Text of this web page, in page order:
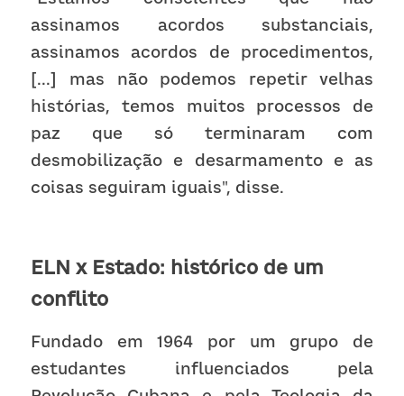
assinamos acordos substanciais,
assinamos acordos de procedimentos,
[...] mas não podemos repetir velhas
histórias, temos muitos processos de
paz que só terminaram com
desmobilização e desarmamento e as
coisas seguiram iguais", disse.
ELN x Estado: histórico de um
conflito
Fundado em 1964 por um grupo de
estudantes influenciados pela